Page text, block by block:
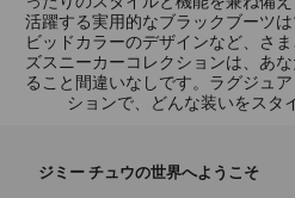
活躍する実用的なブラックブーツ
ビッドカラーのデザインなど、さ
ズスニーカーコレクションは、あ
ること間違いなしです。ラグジュ
ションで、どんな装いをスタ
ジミー チュウの世界へようこそ